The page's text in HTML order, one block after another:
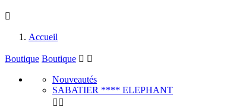

Accueil
Boutique Boutique  
Nouveautés
SABATIER **** ELEPHANT
 